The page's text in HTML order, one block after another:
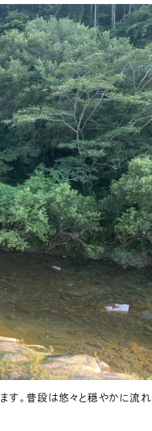
す。普段は悠々と穏やかに流れ